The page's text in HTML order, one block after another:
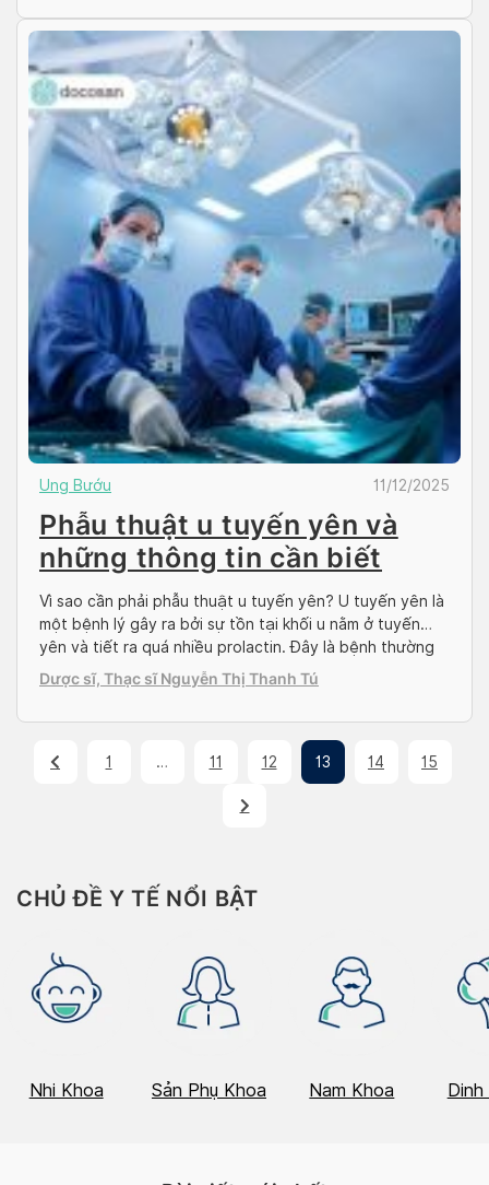
Ung Bướu 11/12/2025
Phẫu thuật u tuyến yên và
những thông tin cần biết
Vì sao cần phải phẫu thuật u tuyến yên? U tuyến yên là
một bệnh lý gây ra bởi sự tồn tại khối u nằm ở tuyến
yên và tiết ra quá nhiều prolactin. Đây là bệnh thường
gặp nhất của các bệnh lý u nội tiết tố phát triển trong
tuyến yên. Bệnh lý […]
Dược sĩ, Thạc sĩ Nguyễn Thị Thanh Tú
1 … 11 12 13 14 15
CHỦ ĐỀ Y TẾ NỔI BẬT
Nhi Khoa Sản Phụ Khoa Nam Khoa